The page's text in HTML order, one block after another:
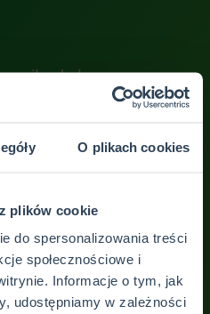
O plikach cookies
plików cookie
do spersonalizowania treści
społecznościowe i
Informacje o tym, jak
udostępniamy w zależności
miła obsługa, cena
tam wracał z każdą
OPINIE